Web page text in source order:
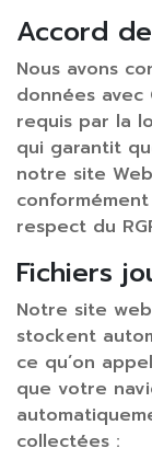
Accord
Nous avons
données avec
requis par la
qui garantit
notre site
respect du
Fichiers
Notre site
stockent
ce qu’on
que votre
collectées :